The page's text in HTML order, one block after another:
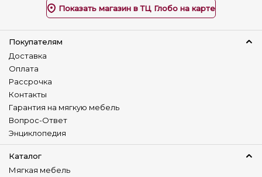
Показать магазин в ТЦ Глобо на карте
Покупателям
Доставка
Оплата
Рассрочка
Контакты
Гарантия на мягкую мебель
Вопрос-Ответ
Энциклопедия
Каталог
Мягкая мебель